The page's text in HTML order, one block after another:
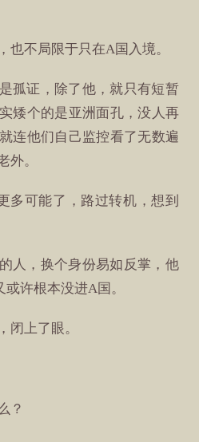
也不局限于只在A国入境。
孤证，除了他，就只有短暂
矮个的是亚洲面孔，没人再
连他们自己监控看了无数遍
外。
多可能了，路过转机，想到
人，换个身份易如反掌，他
许根本没进A国。
闭上了眼。
？